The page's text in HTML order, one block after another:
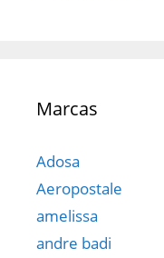
Marcas
Adosa
Aeropostale
amelissa
andre badi